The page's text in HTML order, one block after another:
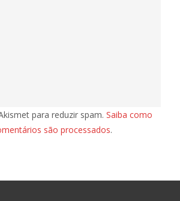
para reduzir spam. Saiba como
são processados.